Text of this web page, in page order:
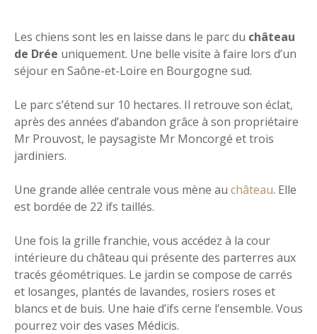
Les chiens sont les en laisse dans le parc du château
de Drée uniquement. Une belle visite à faire lors d’un
séjour en Saône-et-Loire en Bourgogne sud.
Le parc s’étend sur 10 hectares. Il retrouve son éclat,
après des années d’abandon grâce à son propriétaire
Mr Prouvost, le paysagiste Mr Moncorgé et trois
jardiniers.
Une grande allée centrale vous mène au château. Elle
est bordée de 22 ifs taillés.
Une fois la grille franchie, vous accédez à la cour
intérieure du château qui présente des parterres aux
tracés géométriques. Le jardin se compose de carrés
et losanges, plantés de lavandes, rosiers roses et
blancs et de buis. Une haie d’ifs cerne l’ensemble. Vous
pourrez voir des vases Médicis.